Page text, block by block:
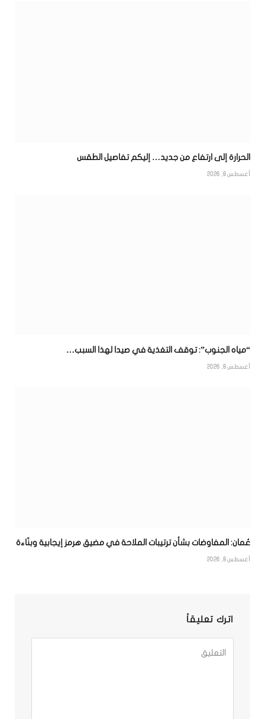
الحرارة إلى ارتفاع من جديد… إليكم تفاصيل الطقس
أغسطس 8, 2026
“مياه الجنوب”: توقف التغذية في صيدا لهذا السبب…
أغسطس 8, 2026
عُمان: المفاوضات بشأن ترتيبات الملاحة في مضيق هرمز إيجابية وبنّاءة
أغسطس 8, 2026
اترك تعليقاً